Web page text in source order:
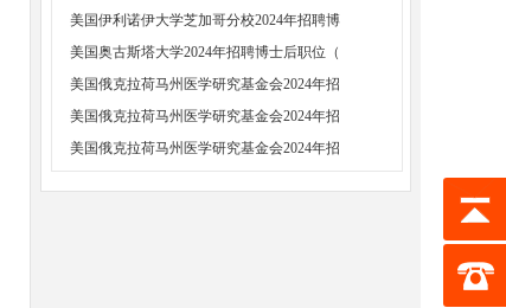
美国伊利诺伊大学芝加哥分校2024年招聘博
美国奥古斯塔大学2024年招聘博士后职位（
美国俄克拉荷马州医学研究基金会2024年招
美国俄克拉荷马州医学研究基金会2024年招
美国俄克拉荷马州医学研究基金会2024年招